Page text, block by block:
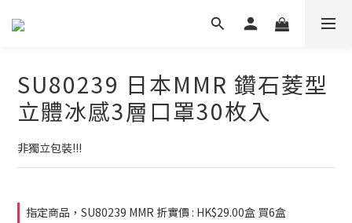
SU80239 日本MMR 鑽石菱型
立體冰感3層口罩30枚入
非獨立包裝!!!
指定商品，SU80239 MMR 折實價 : HK$29.00盒 買6盒